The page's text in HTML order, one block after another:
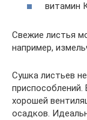
витамин
Свежие листья
например,
Сушка листьев
хорошей
осадков.